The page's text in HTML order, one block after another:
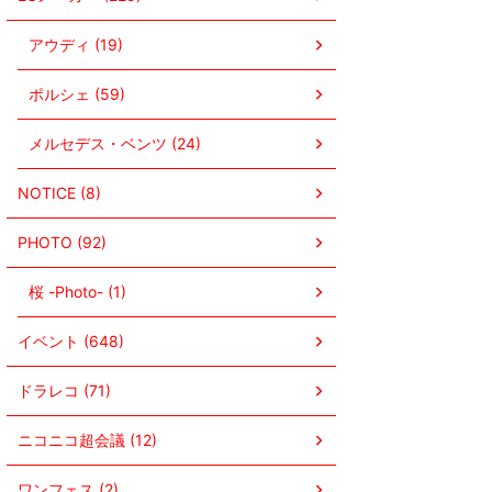
アウディ (19)
ポルシェ (59)
メルセデス・ベンツ (24)
NOTICE (8)
PHOTO (92)
桜 -Photo- (1)
イベント (648)
ドラレコ (71)
ニコニコ超会議 (12)